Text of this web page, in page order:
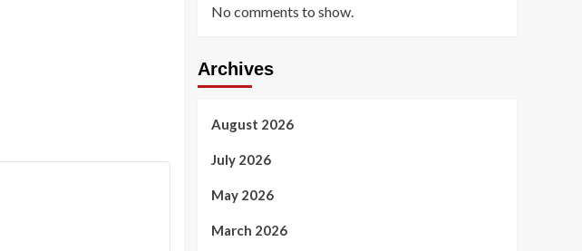
No comments to show.
Archives
August 2026
July 2026
May 2026
March 2026